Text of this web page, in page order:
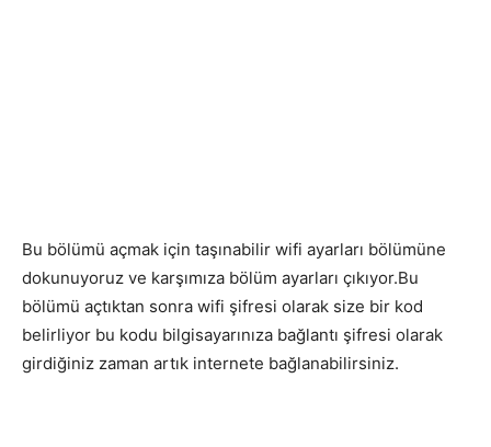
Bu bölümü açmak için taşınabilir wifi ayarları bölümüne
dokunuyoruz ve karşımıza bölüm ayarları çıkıyor.Bu
bölümü açtıktan sonra wifi şifresi olarak size bir kod
belirliyor bu kodu bilgisayarınıza bağlantı şifresi olarak
girdiğiniz zaman artık internete bağlanabilirsiniz.